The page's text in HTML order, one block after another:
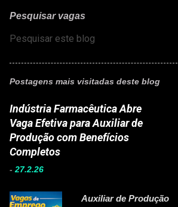
Pesquisar vagas
Postagens mais visitadas deste blog
Indústria Farmacêutica Abre
Vaga Efetiva para Auxiliar de
Produção com Benefícios
Completos
-27.2.26
Auxiliar de Produção